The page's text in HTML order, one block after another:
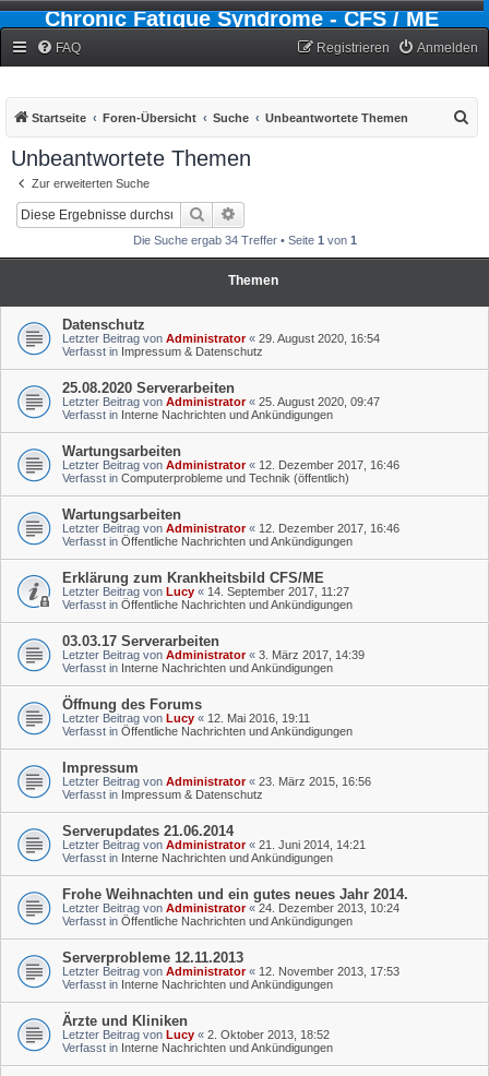
Chronic Fatigue Syndrome - CFS / ME
FAQ Anmelden
Registrieren
Startseite Foren-Übersicht Suche Unbeantwortete Themen
Unbeantwortete Themen
Zur erweiterten Suche
Suche
Die Suche ergab 34 Treffer • Seite 1 von 1
Themen
Datenschutz
Letzter Beitrag von Administrator« 29. August 2020, 16:54
Verfasst in Impressum & Datenschutz
25.08.2020 Serverarbeiten
Letzter Beitrag von Administrator« 25. August 2020, 09:47
Verfasst in Interne Nachrichten und Ankündigungen
Wartungsarbeiten
Letzter Beitrag von Administrator« 12. Dezember 2017, 16:46
Verfasst in Computerprobleme und Technik (öffentlich)
Wartungsarbeiten
Letzter Beitrag von Administrator« 12. Dezember 2017, 16:46
Verfasst in Öffentliche Nachrichten und Ankündigungen
Erklärung zum Krankheitsbild CFS/ME
Letzter Beitrag von Lucy « 14. September 2017, 11:27
Verfasst in Öffentliche Nachrichten und Ankündigungen
03.03.17 Serverarbeiten
Letzter Beitrag von Administrator« 3. März 2017, 14:39
Verfasst in Interne Nachrichten und Ankündigungen
Öffnung des Forums
Letzter Beitrag von Lucy « 12. Mai 2016, 19:11
Verfasst in Öffentliche Nachrichten und Ankündigungen
Impressum
Letzter Beitrag von Administrator« 23. März 2015, 16:56
Verfasst in Impressum & Datenschutz
Serverupdates 21.06.2014
Letzter Beitrag von Administrator« 21. Juni 2014, 14:21
Verfasst in Interne Nachrichten und Ankündigungen
Frohe Weihnachten und ein gutes neues Jahr 2014.
Letzter Beitrag von Administrator« 24. Dezember 2013, 10:24
Verfasst in Öffentliche Nachrichten und Ankündigungen
Serverprobleme 12.11.2013
Letzter Beitrag von Administrator« 12. November 2013, 17:53
Verfasst in Interne Nachrichten und Ankündigungen
Ärzte und Kliniken
Letzter Beitrag von Lucy « 2. Oktober 2013, 18:52
Verfasst in Interne Nachrichten und Ankündigungen